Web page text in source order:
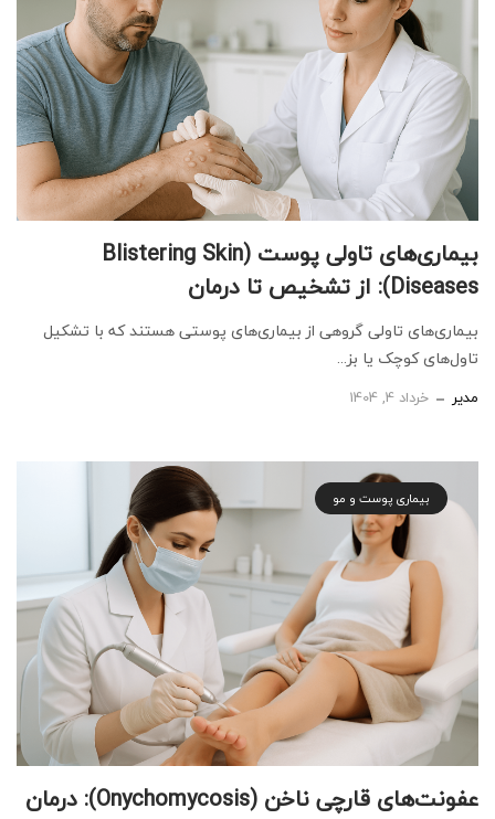
بیماری‌های تاولی پوست (Blistering Skin
Diseases): از تشخیص تا درمان
بیماری‌های تاولی گروهی از بیماری‌های پوستی هستند که با تشکیل
تاول‌های کوچک یا بز...
مدیر خرداد 4, 1404
بیماری پوست و مو
عفونت‌های قارچی ناخن (Onychomycosis): درمان